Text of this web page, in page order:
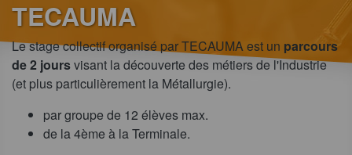
TECAUMA
Le stage collectif organisé par TECAUMA est un parcours
de 2 joursvisant la découverte des métiers de l'Industrie
(et plus particulièrement la Métallurgie).
par groupe de 12 élèves max.
de la 4ème à la Terminale.